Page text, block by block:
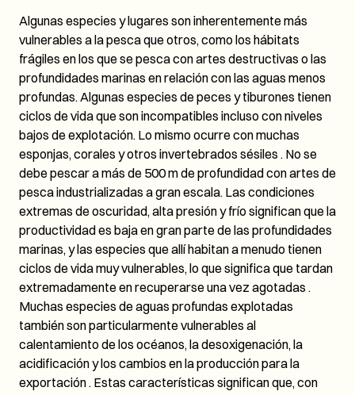
Algunas especies y lugares son inherentemente más
vulnerables a la pesca que otros, como los hábitats
frágiles en los que se pesca con artes destructivas o las
profundidades marinas en relación con las aguas menos
profundas. Algunas especies de peces y tiburones tienen
ciclos de vida que son incompatibles incluso con niveles
bajos de explotación. Lo mismo ocurre con muchas
esponjas, corales y otros invertebrados sésiles . No se
debe pescar a más de 500 m de profundidad con artes de
pesca industrializadas a gran escala. Las condiciones
extremas de oscuridad, alta presión y frío significan que la
productividad es baja en gran parte de las profundidades
marinas, y las especies que allí habitan a menudo tienen
ciclos de vida muy vulnerables, lo que significa que tardan
extremadamente en recuperarse una vez agotadas .
Muchas especies de aguas profundas explotadas
también son particularmente vulnerables al
calentamiento de los océanos, la desoxigenación, la
acidificación y los cambios en la producción para la
exportación . Estas características significan que, con